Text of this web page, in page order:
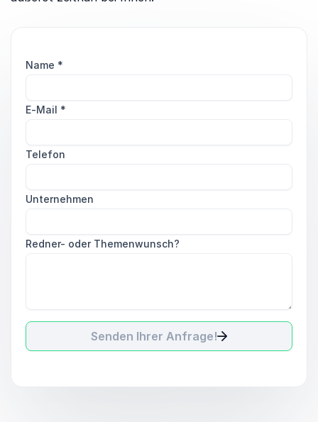
Name *
E-Mail *
Telefon
Unternehmen
Redner- oder Themenwunsch?
Senden Ihrer Anfrage!